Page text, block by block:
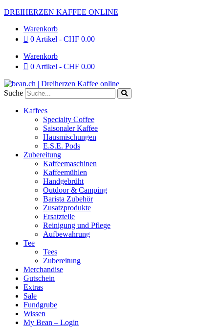
Zum
springen
DREIHERZEN KAFFEE ONLINE
Warenkorb
0 Artikel
CHF 0.00
Warenkorb
0 Artikel
CHF 0.00
Suche
Kaffees
Specialty Coffee
Saisonaler Kaffee
Hausmischungen
E.S.E. Pods
Zubereitung
Kaffeemaschinen
Kaffeemühlen
Handgebrüht
Outdoor & Camping
Barista Zubehör
Zusatzprodukte
Ersatzteile
Reinigung und Pflege
Aufbewahrung
Tee
Tees
Zubereitung
Merchandise
Gutschein
Extras
Sale
Fundgrube
Wissen
My Bean – Login